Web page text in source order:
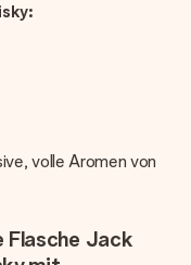
volle Aromen von
Flasche Jack